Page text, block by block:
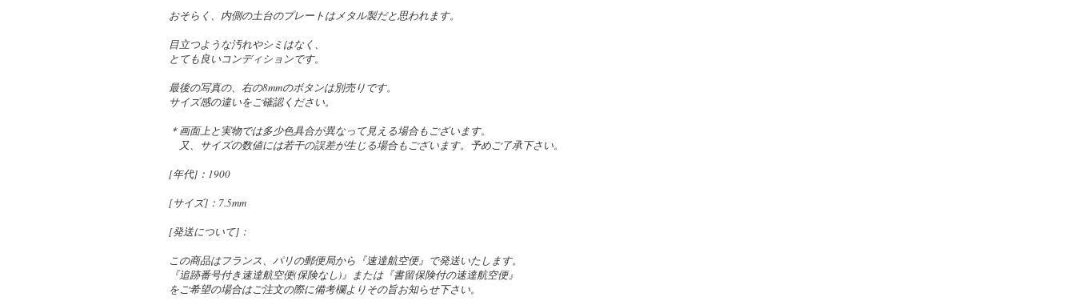
おそらく、内側の土台のプレートはメタル製だと思われます。
目立つような汚れやシミはなく、
とても良いコンディションです。
最後の写真の、右の8mmのボタンは別売りです。
サイズ感の違いをご確認ください。
＊画面上と実物では多少色具合が異なって見える場合もございます。
又、サイズの数値には若干の誤差が生じる場合もございます。予めご了承下さい。
[年代]：1900
[サイズ]：7.5mm
[発送について]：
この商品はフランス、パリの郵便局から『速達航空便』で発送いたします。
『追跡番号付き速達航空便(保険なし)』または『書留保険付の速達航空便』
をご希望の場合はご注文の際に備考欄よりその旨お知らせ下さい。